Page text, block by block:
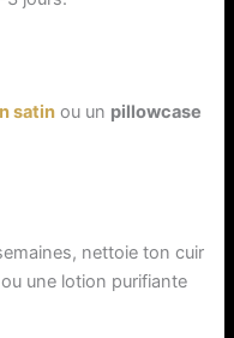
satin ou un pillowcase
nettoie ton cuir
une lotion purifiante